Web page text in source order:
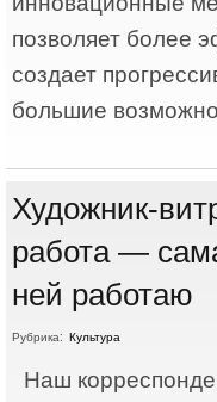
позволяет более
создает
большие
Художник-
работа —
ней работаю
Рубрика: Культура
Наш